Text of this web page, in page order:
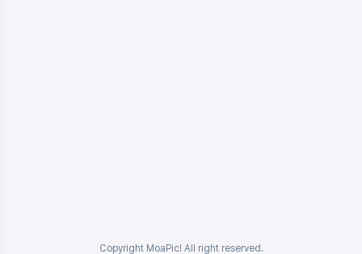
Copyright MoaPic! All right reserved.